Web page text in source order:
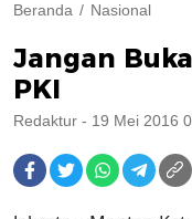
Beranda Nasional
Jangan
PKI
Redaktur - 19 Mei 2016